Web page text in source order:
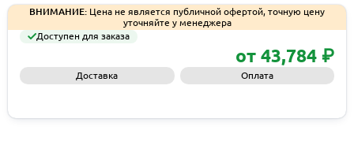
ВНИМАНИЕ: Цена не является публичной офертой, точную цену
уточняйте у менеджера
Доступен для заказа
от 43,784 ₽
Доставка Оплата